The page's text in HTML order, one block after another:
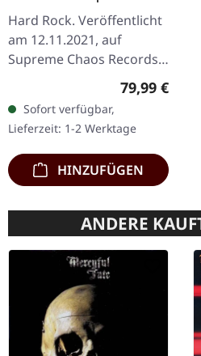
WOODEN LP/CD/TAPE
BOX
Hard Rock. Veröffentlicht
am 12.11.2021, auf
Supreme Chaos Records.
Extrem schwere braune
Holzbox mit Logo und
Nummerierung, limitiert
auf nur 100…
Regulärer
79,99 €
Sofort verfügbar,
Lieferzeit: 1-2 Werktage
HINZUFÜGEN
ANDERE